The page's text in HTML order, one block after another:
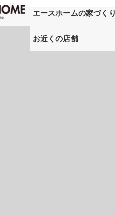
エースホームの家づくり
お近くの店舗